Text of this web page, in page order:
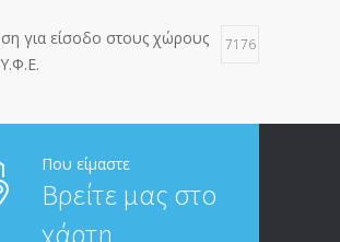
για είσοδο στους χώρους
7176
ΠΡΟΣ ΣΥΝΤΑΞΙΟΥΧΟΥΣ
Που είμαστε
Βρείτε μας στο
χάρτη